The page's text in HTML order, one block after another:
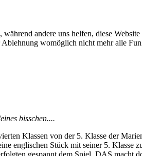
bisschen....
Klassen von der 5. Klasse der
englischen Stück mit seiner 5. Klasse
gespannt dem Spiel. DAS macht
andere uns helfen, diese
womöglich nicht mehr alle